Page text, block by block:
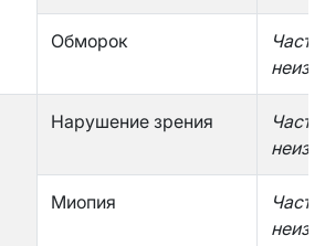
Обморок
Нарушение зрения
Миопия